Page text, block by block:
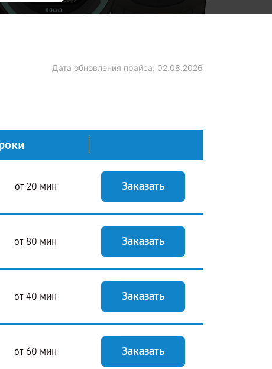
Дата обновления прайса: 02.08.2026
от 20 мин Заказать
от 80 мин Заказать
от 40 мин Заказать
от 60 мин Заказать